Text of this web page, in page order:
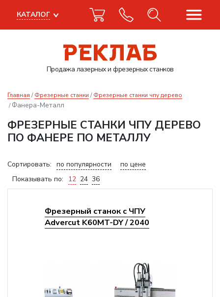
Продажа лазерныхи фрезерных станков
КАТАЛОГ
Главная Фрезерные станки Фрезерные станки чпу дерево
Фанера-Металл
ФРЕЗЕРНЫЕ СТАНКИ ЧПУ ДЕРЕВО
ПО ФАНЕРЕ ПО МЕТАЛЛУ
Сортировать: по популярности
по цене
Показывать по:
12 24 36
Фрезерный станок с ЧПУ
Advercut K60MT-DY / 2040